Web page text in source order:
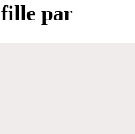
fille par